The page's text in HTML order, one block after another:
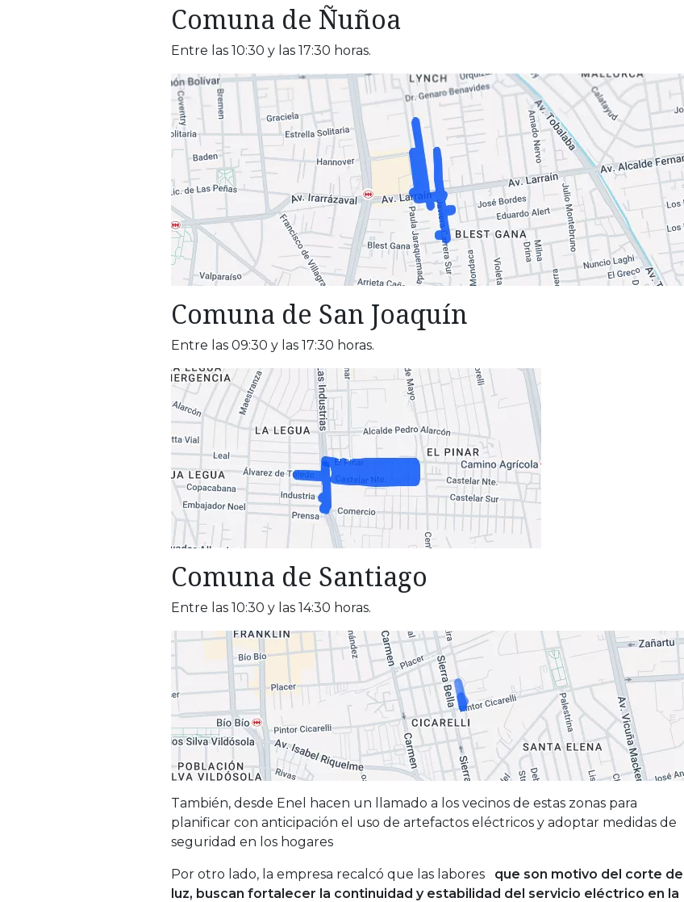
Comuna de Ñuñoa
Entre las 10:30 y las 17:30 horas.
Comuna de San Joaquín
Entre las 09:30 y las 17:30 horas.
Comuna de Santiago
Entre las 10:30 y las 14:30 horas.
También, desde Enel hacen un llamado a los vecinos de estas zonas para
planificar con anticipación el uso de artefactos eléctricos y adoptar medidas de
seguridad en los hogares
Por otro lado, la empresa recalcó que las labores que son motivo del corte de
luz, buscan fortalecer la continuidad y estabilidad del servicio eléctrico en la